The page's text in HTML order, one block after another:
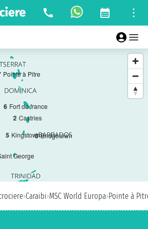
Pointe à Pitre
2 Castries
3 Bridgetown
George
5 Kingstown
6 Fort de france
›Caraibi›MSC World Europa›Pointe à